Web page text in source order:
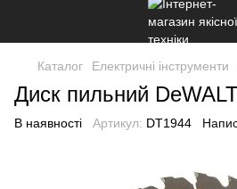
Каталог Електричні інструменти
Диск пильний
В наявності Артикул: DT1944